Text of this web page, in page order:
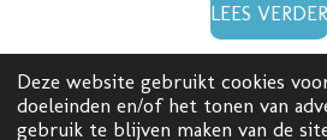
Deze website gebruikt cookies
doeleinden en/of het tonen van
gebruik te blijven maken van de
LEES VERDER
«Vorige